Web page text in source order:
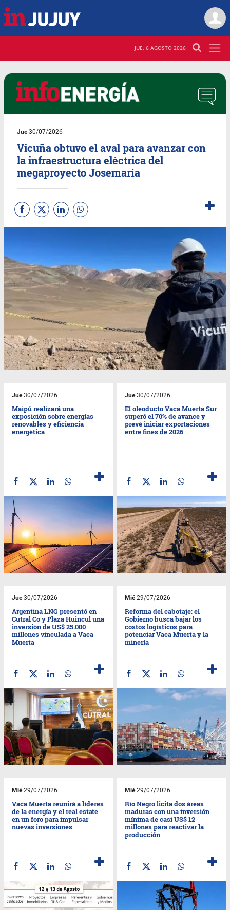
JUE. 6 AGOSTO 2026
Jue30/07/2026
Vicuña obtuvo el aval para avanzar con
la infraestructura eléctrica del
megaproyecto Josemaría
Jue30/07/2026
Maipú realizará una
exposición sobre energías
renovables y eficiencia
energética
Jue30/07/2026
El oleoducto Vaca Muerta Sur
superó el 70% de avance y
prevé iniciar exportaciones
entre fines de 2026
Jue30/07/2026
Argentina LNG presentó en
Cutral Co y Plaza Huincul una
inversión de US$ 25.000
millones vinculada a Vaca
Muerta
Mié29/07/2026
Reforma del cabotaje: el
Gobierno busca bajar los
costos logísticos para
potenciar Vaca Muerta y la
minería
Mié29/07/2026
Vaca Muerta reunirá a líderes
de la energía y el real estate
en un foro para impulsar
nuevas inversiones
Mié29/07/2026
Río Negro licita dos áreas
maduras con una inversión
mínima de casi US$ 12
millones para reactivar la
producción